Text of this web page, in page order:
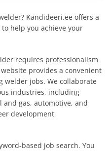
Kandideeri.ee offers a
help you achieve your
requires professionalism
provides a convenient
jobs. We collaborate
industries, including
gas, automotive, and
development
based job search. You